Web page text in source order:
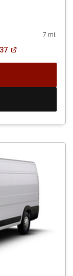
7 mi.
(Abrir
una